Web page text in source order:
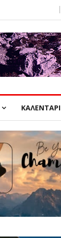
ΚΑΛΕΝΤΑΡΙ